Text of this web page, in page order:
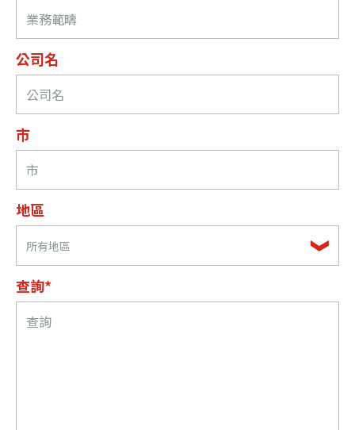
公司名
市
地區
所有地區
查詢*